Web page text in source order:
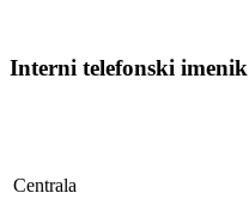
Interni telefonski imenik
Centrala